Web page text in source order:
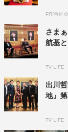
のみのロケ宿泊
分は夜中12時す
から…。
■大竹一樹
特に覚えている
しかったです。
PR(合同
さま
航基
TV LIFE
出川
地』
TV LIFE